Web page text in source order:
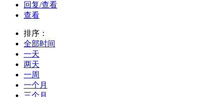
回复/查看
查看
排序：
全部时间
一天
两天
一周
一个月
三个月